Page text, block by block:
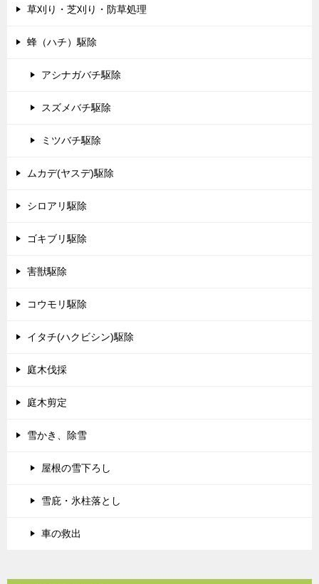
草刈り・芝刈り・防草処理
蜂（ハチ）駆除
アシナガバチ駆除
スズメバチ駆除
ミツバチ駆除
ムカデ(ヤスデ)駆除
シロアリ駆除
ゴキブリ駆除
害獣駆除
コウモリ駆除
イタチ(ハクビシン)駆除
庭木伐採
庭木剪定
雪かき、除雪
屋根の雪下ろし
雪庇・氷柱落とし
車の救出